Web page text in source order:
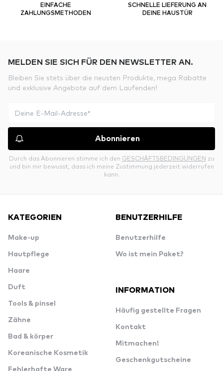
EINFACHE
ZAHLUNGSMETHODEN
SCHNELLE LIEFERUNG AN
DEINE HAUSTÜR
MELDEN SIE SICH FÜR DEN NEWSLETTER AN.
Bleiben Sie stets über die neusten Produkte, mega Rabatte
und exklusive Angebote auf dem Laufenden!
Abonnieren
Durch das Abonnieren stimme ich den GESCHÄFTSBEDINGUNGEN zu
und bin mir bewusst, dass ich meine Zustimmung jederzeit widerrufen
kann.
KATEGORIEN
Make-up
Hautpflege
Haare
Duft
Tools & pinsel
Zähne
Bad & körper
Koreanische Kosmetik
Fehlerhafte Ware
BENUTZERHILFE
Benutzerhilfe
Wo ist mein Paket?
INFORMATION
Häufig gestellte Fragen
Kontakt
Mitmachen!
Geschenkgutscheine